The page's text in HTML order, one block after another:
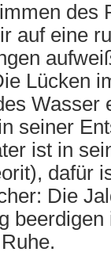
des
auf eine
Lücken
Wasser
seiner
ist in
dafür
Die